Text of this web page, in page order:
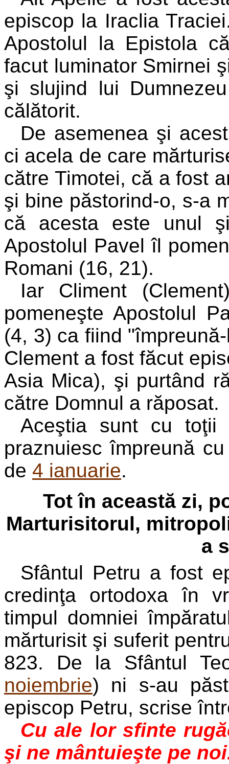
episcop la Iraclia
Apostolul la Epistola
facut luminator Smirnei
şi slujind lui
călătorit.
De asemenea şi
ci acela de care
către Timotei, că a fost
şi bine păstorind-o, s-a
că acesta este unul
Apostolul Pavel îl
Romani (16, 21).
Iar Climent
pomeneşte Apostolul
(4, 3) ca fiind
Clement a fost făcut
Asia Mica), şi purtând
către Domnul a răposat.
Aceştia sunt cu
praznuiesc împreună
de 4 ianuarie.
Tot în această zi,
Marturisitorul,
a
Sfântul Petru a fost
credinţa ortodoxa în
timpul domniei
mărturisit şi suferit
823. De la Sfântul
noiembrie) ni s-au
episcop Petru, scrise
Cu ale lor sfinte
şi ne mântuieşte pe